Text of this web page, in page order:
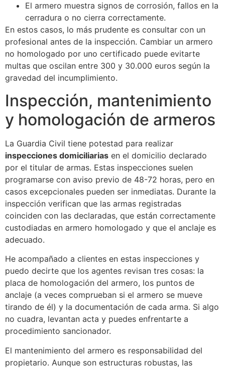
El armero muestra signos de corrosión, fallos en la
cerradura o no cierra correctamente.
En estos casos, lo más prudente es consultar con un
profesional antes de la inspección. Cambiar un armero
no homologado por uno certificado puede evitarte
multas que oscilan entre 300 y 30.000 euros según la
gravedad del incumplimiento.
Inspección, mantenimiento
y homologación de armeros
La Guardia Civil tiene potestad para realizar
inspecciones domiciliarias en el domicilio declarado
por el titular de armas. Estas inspecciones suelen
programarse con aviso previo de 48-72 horas, pero en
casos excepcionales pueden ser inmediatas. Durante la
inspección verifican que las armas registradas
coinciden con las declaradas, que están correctamente
custodiadas en armero homologado y que el anclaje es
adecuado.
He acompañado a clientes en estas inspecciones y
puedo decirte que los agentes revisan tres cosas: la
placa de homologación del armero, los puntos de
anclaje (a veces comprueban si el armero se mueve
tirando de él) y la documentación de cada arma. Si algo
no cuadra, levantan acta y puedes enfrentarte a
procedimiento sancionador.
El mantenimiento del armero es responsabilidad del
propietario. Aunque son estructuras robustas, las